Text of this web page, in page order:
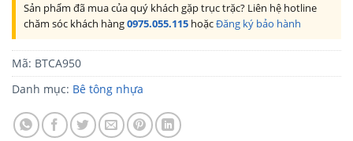
Sản phẩm đã mua của quý khách gặp trục trặc? Liên hệ hotline
chăm sóc khách hàng0975.055.115 hoặcĐăng ký bảo hành
Mã: BTCA950
Danh mục: Bê tông nhựa